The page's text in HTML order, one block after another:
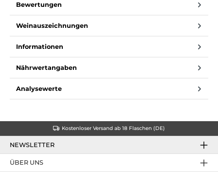
Bewertungen
Weinauszeichnungen
Informationen
Nährwertangaben
Analysewerte
Kostenloser Versand ab 18 Flaschen (DE)
NEWSLETTER
ÜBER UNS